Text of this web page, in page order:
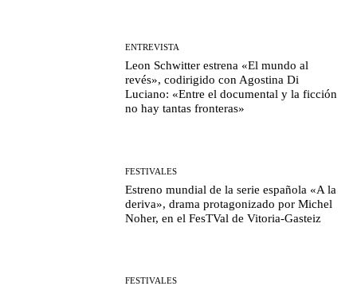
ENTREVISTA
Leon Schwitter estrena «El mundo al
revés», codirigido con Agostina Di
Luciano: «Entre el documental y la ficción
no hay tantas fronteras»
FESTIVALES
Estreno mundial de la serie española «A la
deriva», drama protagonizado por Michel
Noher, en el FesTVal de Vitoria-Gasteiz
FESTIVALES